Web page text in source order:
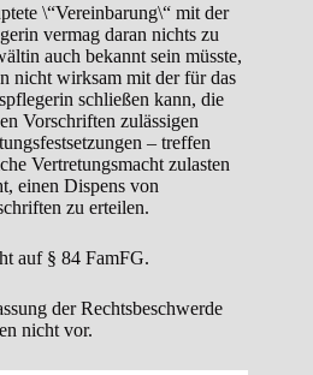
\“Vereinbarung\“ mit der
vermag daran nichts zu
auch bekannt sein müsste,
nicht wirksam mit der für das
schließen kann, die
Vorschriften zulässigen
– treffen
Vertretungsmacht zulasten
einen Dispens von
zu erteilen.
auf § 84 FamFG.
der Rechtsbeschwerde
nicht vor.